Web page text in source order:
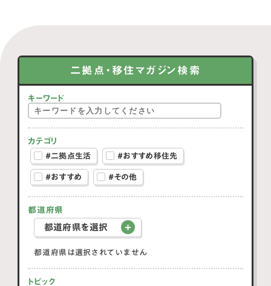
二拠点・移住マガジン検索
キーワード
カテゴリ
#二拠点生活
#おすすめ移住先
#おすすめ #その他
都道府県
都道府県を選択
都道府県は選択されていません
トピック